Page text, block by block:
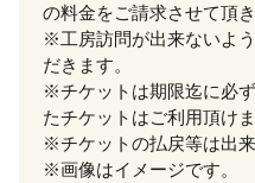
の料金をご請求させて頂
※工房訪問が出来ないよ
だきます。
※チケットは期限迄に必
たチケットはご利用頂けま
※チケットの払戻等は出来
※画像はイメージです。